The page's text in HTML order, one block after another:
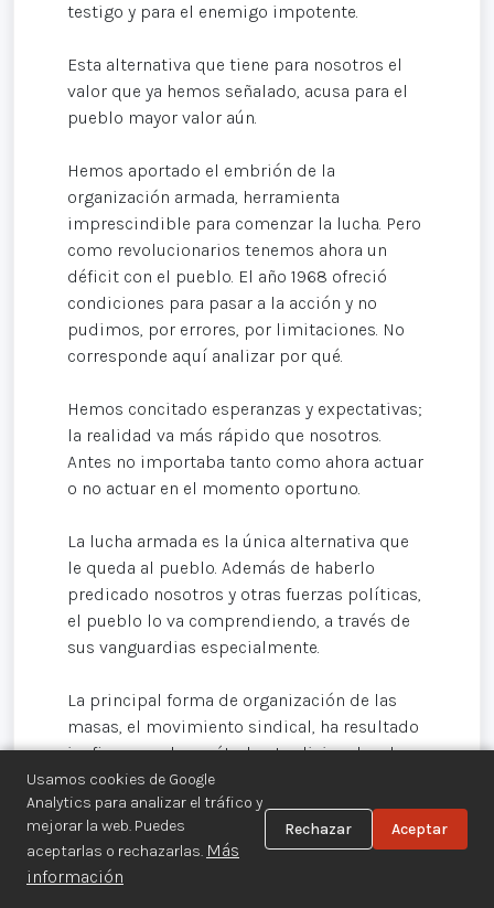
Usamos cookies de Google
Analytics para analizar el tráfico y
mejorar la web. Puedes
aceptarlas o rechazarlas. Más
información
Rechazar Aceptar
testigo y para el enemigo impotente.
Esta alternativa que tiene para nosotros el
valor que ya hemos señalado, acusa para el
pueblo mayor valor aún.
Hemos aportado el embrión de la
organización armada, herramienta
imprescindible para comenzar la lucha. Pero
como revolucionarios tenemos ahora un
déficit con el pueblo. El año 1968 ofreció
condiciones para pasar a la acción y no
pudimos, por errores, por limitaciones. No
corresponde aquí analizar por qué.
Hemos concitado esperanzas y expectativas;
la realidad va más rápido que nosotros.
Antes no importaba tanto como ahora actuar
o no actuar en el momento oportuno.
La lucha armada es la única alternativa que
le queda al pueblo. Además de haberlo
predicado nosotros y otras fuerzas políticas,
el pueblo lo va comprendiendo, a través de
sus vanguardias especialmente.
La principal forma de organización de las
masas, el movimiento sindical, ha resultado
ineficaz, con los métodos tradicionales de
lucha, para enfrentar los nuevos tiempos
preñados de represión, las medidas
represivas de todo tipo, de mayor o menor
grado de violencia, según lo ha necesitado el
Gobierno. La "legalización" de la represión,